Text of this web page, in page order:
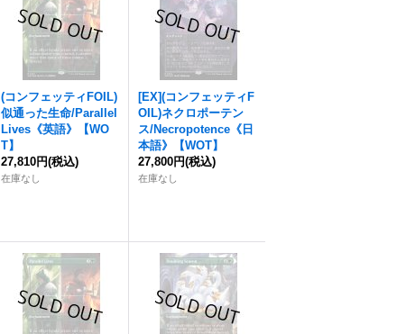
(コンフェッティFOIL)
似通った生命/Parallel
Lives《英語》【WO
T】
27,810円(税込)
在庫なし
[EX](コンフェッティF
OIL)ネクロポーテン
ス/Necropotence《日
本語》【WOT】
27,800円(税込)
在庫なし